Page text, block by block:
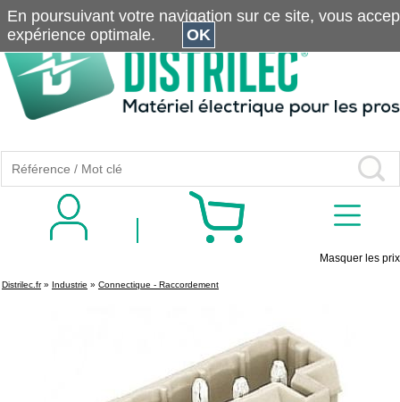
Masquer les prix
Distrilec.fr» Industrie » Connectique - Raccordement
En poursuivant votre navigation sur ce site, vous
expérience optimale.
OK